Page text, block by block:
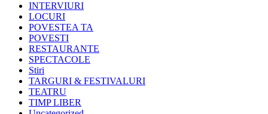
INTERVIURI
LOCURI
POVESTEA TA
POVESTI
RESTAURANTE
SPECTACOLE
Stiri
TARGURI & FESTIVALURI
TEATRU
TIMP LIBER